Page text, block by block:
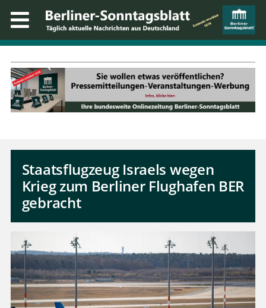
Staatsflugzeug Israels wegen
Krieg zum Berliner Flughafen BER
gebracht